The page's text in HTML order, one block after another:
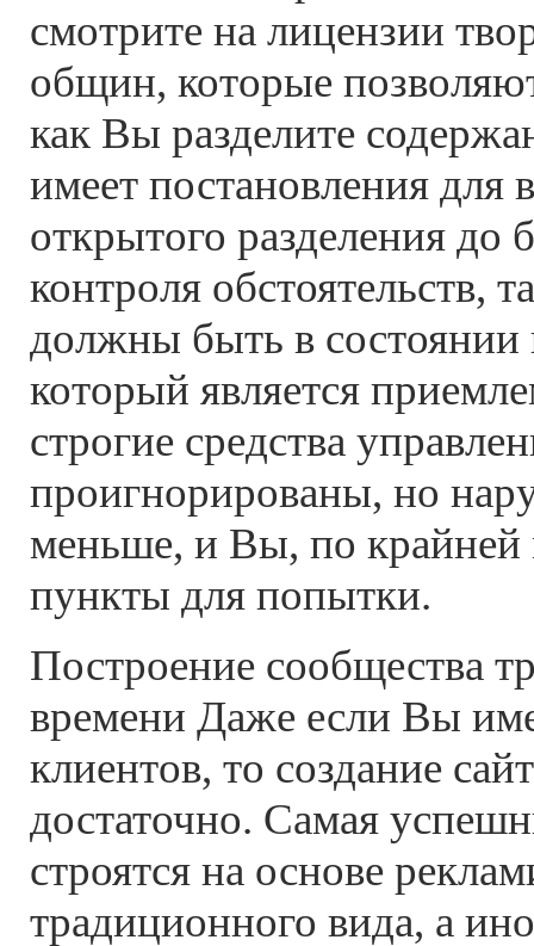
смотрите на лицензии
общин, которые
как Вы разделите
имеет постановления для
открытого разделения до
контроля обстоятельств,
должны быть в состоянии
который является
строгие средства
проигнорированы, но
меньше, и Вы, по крайней
пункты для попытки.
Построение сообщества
времени Даже если Вы
клиентов, то создание
достаточно. Самая
строятся на основе
традиционного вида, а